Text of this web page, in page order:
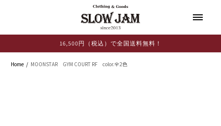
16,500円（税込）で全国送料無料！
Home MOONSTAR GYM COURT RF color.全2色